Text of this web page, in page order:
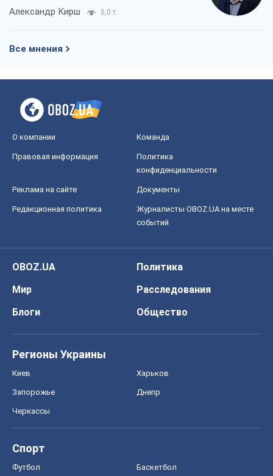
Александр Кирш 5,0 т.
Все мнения
О компании Команда
Правовая информация
Политика
конфиденциальности
Реклама на сайте Документы
Редакционная политика
Журналисты OBOZ.UA на месте
событий
OBOZ.UA
Политика
Мир
Расследования
Блоги
Общество
Регионы Украины
Киев Харьков
Запорожье Днепр
Черкассы
Спорт
Футбол Баскетбол